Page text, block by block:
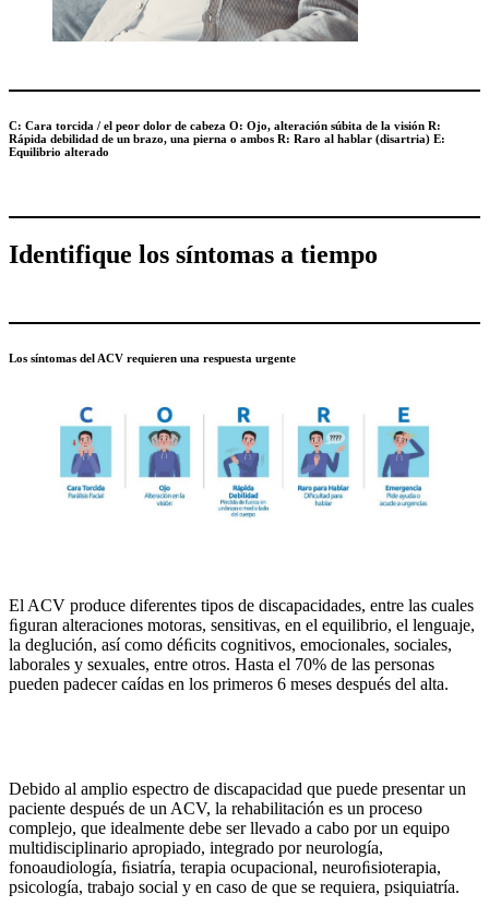
C: Cara torcida / el peor dolor de cabeza O: Ojo, alteración súbita de la visión R:
Rápida debilidad de un brazo, una pierna o ambos R: Raro al hablar (disartria) E:
Equilibrio alterado
Identifique los síntomas a tiempo
Los síntomas del ACV requieren una respuesta urgente
El ACV produce diferentes tipos de discapacidades, entre las cuales
ﬁguran alteraciones motoras, sensitivas, en el equilibrio, el lenguaje,
la deglución, así como déﬁcits cognitivos, emocionales, sociales,
laborales y sexuales, entre otros. Hasta el 70% de las personas
pueden padecer caídas en los primeros 6 meses después del alta.
Debido al amplio espectro de discapacidad que puede presentar un
paciente después de un ACV, la rehabilitación es un proceso
complejo, que idealmente debe ser llevado a cabo por un equipo
multidisciplinario apropiado, integrado por neurología,
fonoaudiología, ﬁsiatría, terapia ocupacional, neuroﬁsioterapia,
psicología, trabajo social y en caso de que se requiera, psiquiatría.